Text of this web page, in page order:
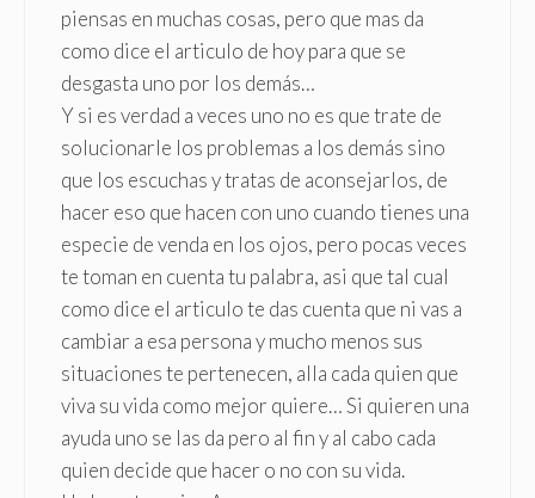
piensas en muchas cosas, pero que mas da
como dice el articulo de hoy para que se
desgasta uno por los demás…
Y si es verdad a veces uno no es que trate de
solucionarle los problemas a los demás sino
que los escuchas y tratas de aconsejarlos, de
hacer eso que hacen con uno cuando tienes una
especie de venda en los ojos, pero pocas veces
te toman en cuenta tu palabra, asi que tal cual
como dice el articulo te das cuenta que ni vas a
cambiar a esa persona y mucho menos sus
situaciones te pertenecen, alla cada quien que
viva su vida como mejor quiere… Si quieren una
ayuda uno se las da pero al fin y al cabo cada
quien decide que hacer o no con su vida.